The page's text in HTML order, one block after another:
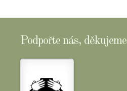
Podpořte nás, děkujeme